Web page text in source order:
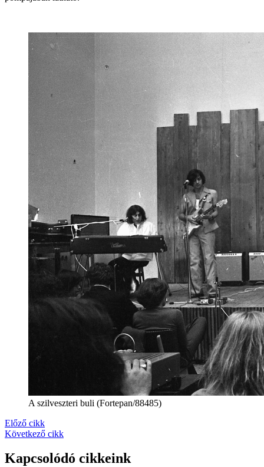
A szilveszteri buli (Fortepan/88485)
Előző cikk
Következő cikk
Kapcsolódó cikkeink